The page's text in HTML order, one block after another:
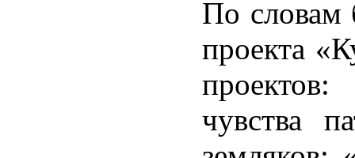
По словам
проекта
чувства